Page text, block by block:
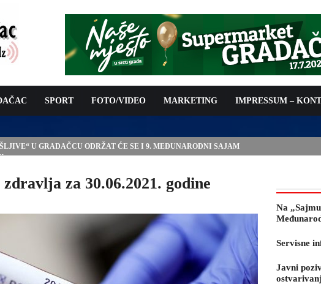
SPORT FOTO/VIDEO MARKETING IMPRESSUM –
U GRADAČCU ODRŽAT ĆE SE I 9. MEĐUNARODNI SAJAM
za 30.06.2021. godine
Na
Servisne
Javni